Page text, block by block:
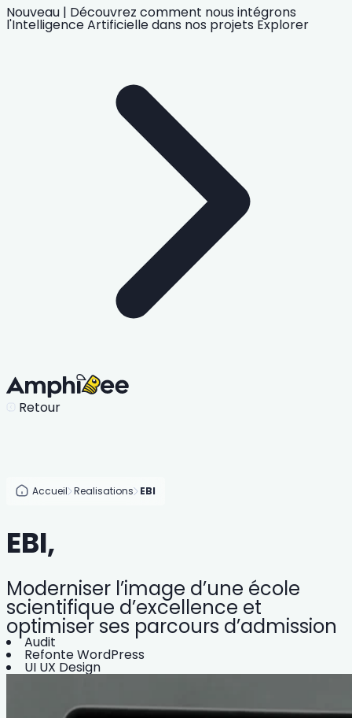
Nouveau | Découvrez comment nous intégrons
l'Intelligence Artificielledans nos projets Explorer
Retour
Accueil Realisations EBI
EBI,
Moderniser l’image d’une école
scientifique d’excellence et
optimiser ses parcours d’admission
Audit
Refonte WordPress
UI UX Design